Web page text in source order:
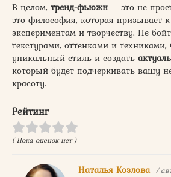
В целом, тренд-фьюжн – это не
это философия, которая призывает
экспериментам и творчеству. Не
текстурами, оттенками и
уникальный стиль и создать
который будет подчеркивать вашу
красоту.
Рейтинг
( Пока оценок нет )
Наталья Козлова /